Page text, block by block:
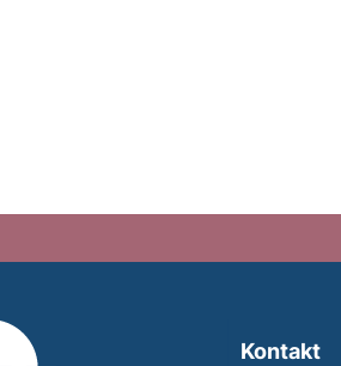
Kontakt